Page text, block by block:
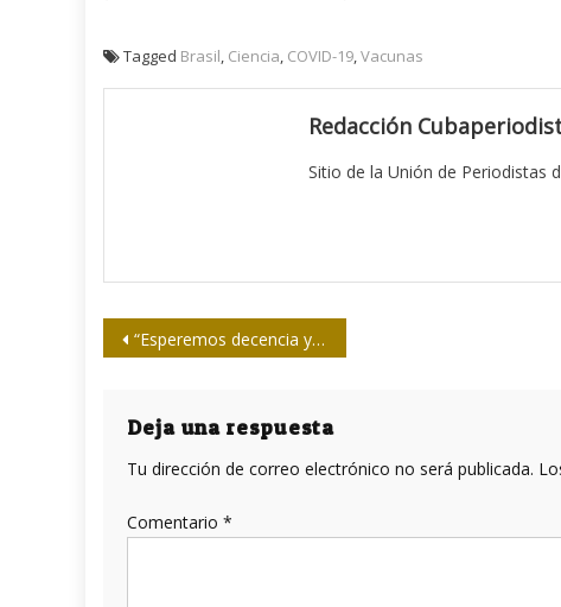
Tagged Brasil, Ciencia, COVID-19,Vacunas
Redacción
Sitio de la Unión de Periodistas
Navegación
entradas
“Esperemos decencia y respeto de Biden hacia Cuba”
Deja una respuesta
Tu dirección de correo electrónico no será publicada.
Comentario *